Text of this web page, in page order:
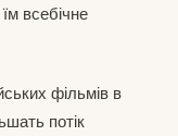
всебічне
фільмів в
потік